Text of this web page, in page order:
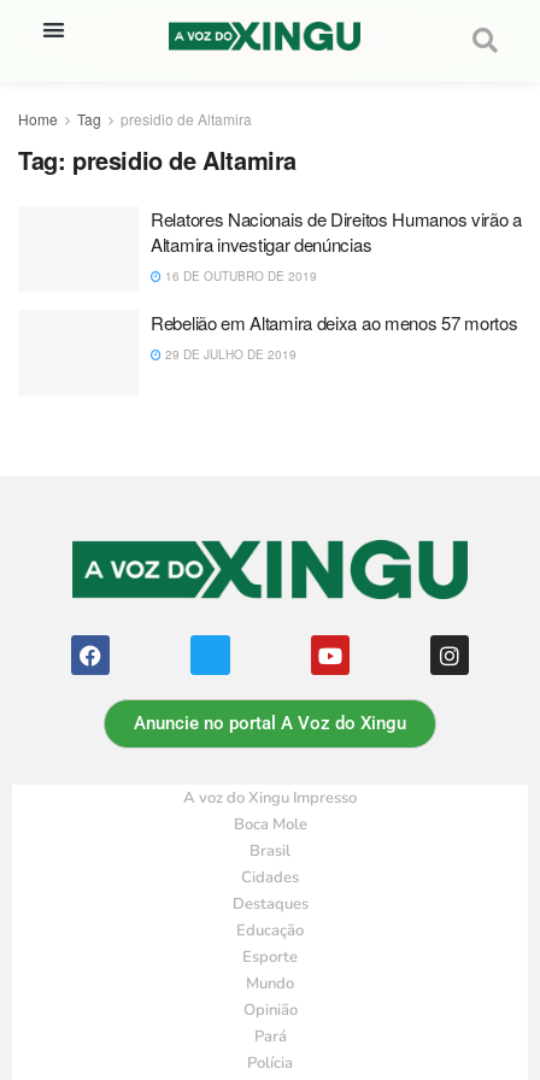
Home Tag presidio de Altamira
Tag: presidio de Altamira
Relatores Nacionais de Direitos Humanos virão a
Altamira investigar denúncias
16 DE OUTUBRO DE 2019
Rebelião em Altamira deixa ao menos 57 mortos
29 DE JULHO DE 2019
Anuncie no portal A Voz do Xingu
A voz do Xingu Impresso
Boca Mole
Brasil
Cidades
Destaques
Educação
Esporte
Mundo
Opinião
Pará
Polícia